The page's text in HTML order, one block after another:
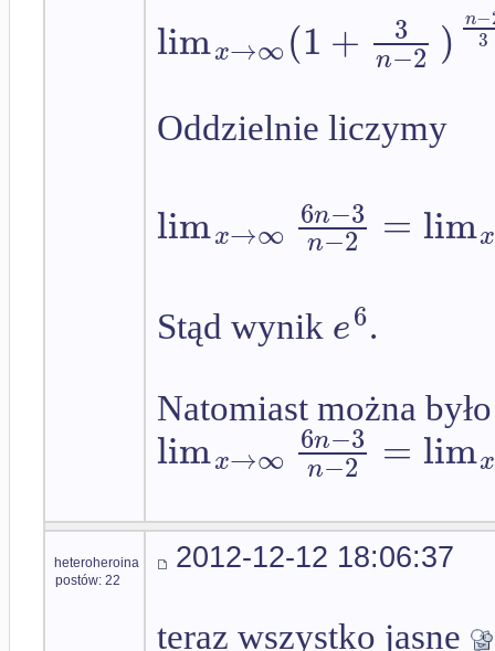
limx→∞(1 + 3
n−2 ) n−
3
Oddzielnie liczymy
limx→∞ 6n−3
n−2 = limx
Stąd wynik e6.
Natomiast można
limx→∞ 6n−3
n−2 = limx
heteroheroina
postów: 22
2012-12-12 18:06:37
teraz wszystko jasne